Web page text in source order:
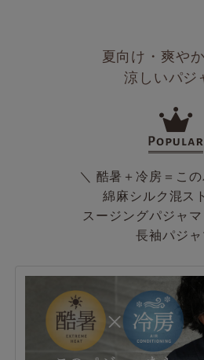
夏向け・爽や
涼しいパジ
＼ 酷暑＋冷房＝こ
綿麻シルク混ス
スージングパジャ
長袖パジャ